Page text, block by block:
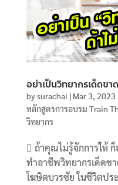
อย่าเป็นวิทยากรเด็ดข
bysurachai | Mar 3, 2023
หลักสูตรการอบรม Train
วิทยากร
 ถ้าคุณไม่รู้จักการให้
ทำอาชีพวิทยากรเด็ดข
โฆษิตบวรชัย ในชีวิตป